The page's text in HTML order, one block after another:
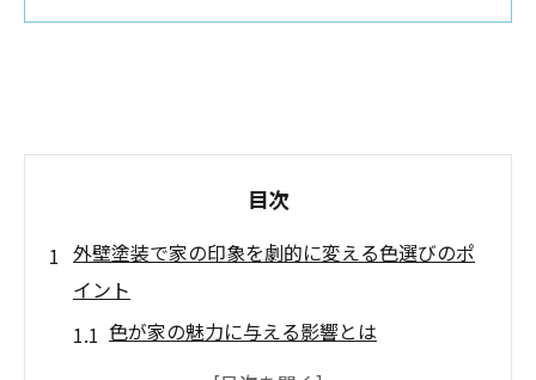
目次
外壁塗装で家の印象を劇的に変える色選びのポ
イント
色が家の魅力に与える影響とは
地域に応じた色の選び方